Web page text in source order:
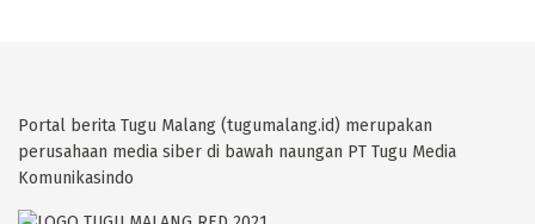
Portal berita Tugu Malang (tugumalang.id) merupakan
perusahaan media siber di bawah naungan PT Tugu Media
Komunikasindo